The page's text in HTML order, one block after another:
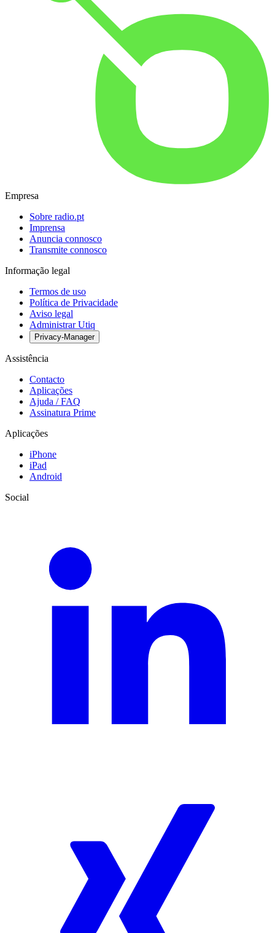
Empresa
Sobre radio.pt
Imprensa
Anuncia connosco
Transmite connosco
Informação legal
Termos de uso
Política de Privacidade
Aviso legal
Administrar Utiq
Privacy-Manager
Assistência
Contacto
Aplicações
Ajuda / FAQ
Assinatura Prime
Aplicações
iPhone
iPad
Android
Social